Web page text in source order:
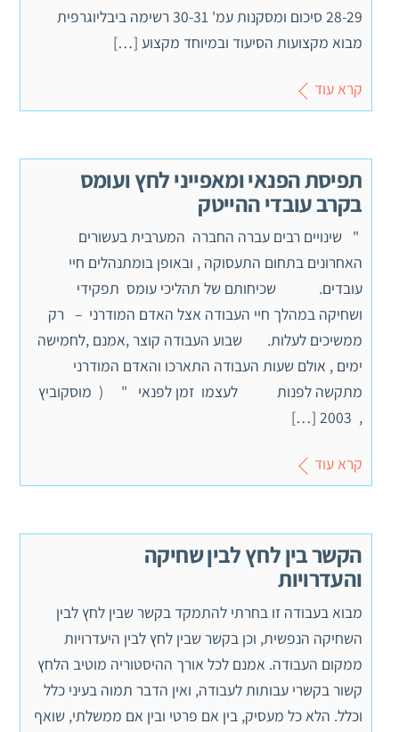
28-29 סיכום ומסקנות עמ' 30-31 רשימה ביבליוגרפית
מבוא מקצועות הסיעוד ובמיוחד מקצוע […]
קרא עוד
תפיסת הפנאי ומאפייני לחץ ועומס
בקרב עובדי ההייטק
" שינויים רבים עברה החברה המערבית בעשורים
האחרונים בתחום התעסוקה , ובאופן בומתנהלים חיי
עובדים. שכיחותם של תהליכי עומס תפקידי
ושחיקה במהלך חיי העבודה אצל האדם המודרני – רק
ממשיכים לעלות. שבוע העבודה קוצר ,אמנם ,לחמישה
ימים , אולם שעות העבודה התארכו והאדם המודרני
מתקשה לפנות לעצמו זמן לפנאי " ( מוסקוביץ
, 2003 […]
קרא עוד
הקשר בין לחץ לבין שחיקה
והעדרויות
מבוא בעבודה זו בחרתי להתמקד בקשר שבין לחץ לבין
השחיקה הנפשית, וכן בקשר שבין לחץ לבין היעדרויות
ממקום העבודה. אמנם לכל אורך ההיסטוריה מוטיב הלחץ
קשור בקשרי עבותות לעבודה, ואין הדבר תמוה בעיני כלל
וכלל. הלא כל מעסיק, בין אם פרטי ובין אם ממשלתי, שואף